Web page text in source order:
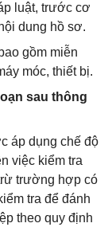
luật, trước cơ
dung hồ sơ.
gồm miễn
móc, thiết bị.
sau thông
áp dụng chế độ
việc kiểm tra
trường hợp có
tra để đánh
theo quy định